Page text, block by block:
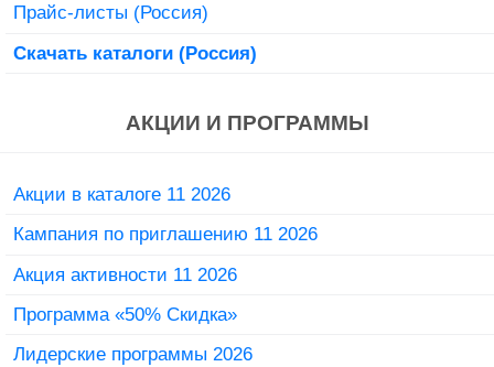
Прайс-листы (Россия)
Скачать каталоги (Россия)
АКЦИИ И ПРОГРАММЫ
Акции в каталоге 11 2026
Кампания по приглашению 11 2026
Акция активности 11 2026
Программа «50% Скидка»
Лидерские программы 2026